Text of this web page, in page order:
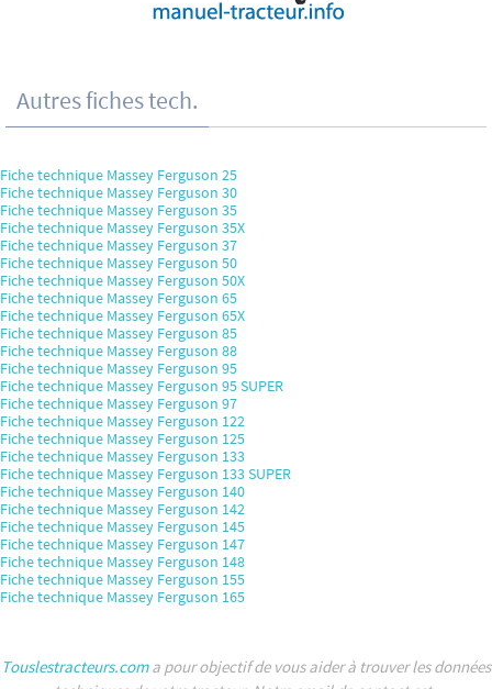
Autres fiches tech.
Fiche technique Massey Ferguson 25
Fiche technique Massey Ferguson 30
Fiche technique Massey Ferguson 35
Fiche technique Massey Ferguson 35X
Fiche technique Massey Ferguson 37
Fiche technique Massey Ferguson 50
Fiche technique Massey Ferguson 50X
Fiche technique Massey Ferguson 65
Fiche technique Massey Ferguson 65X
Fiche technique Massey Ferguson 85
Fiche technique Massey Ferguson 88
Fiche technique Massey Ferguson 95
Fiche technique Massey Ferguson 95 SUPER
Fiche technique Massey Ferguson 97
Fiche technique Massey Ferguson 122
Fiche technique Massey Ferguson 125
Fiche technique Massey Ferguson 133
Fiche technique Massey Ferguson 133 SUPER
Fiche technique Massey Ferguson 140
Fiche technique Massey Ferguson 142
Fiche technique Massey Ferguson 145
Fiche technique Massey Ferguson 147
Fiche technique Massey Ferguson 148
Fiche technique Massey Ferguson 155
Fiche technique Massey Ferguson 165
Touslestracteurs.coma pour objectif de vous aider à trouver les données